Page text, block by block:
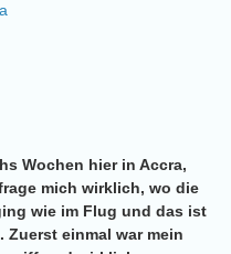
Wochen hier in Accra,
mich wirklich, wo die
wie im Flug und das ist
einmal war mein